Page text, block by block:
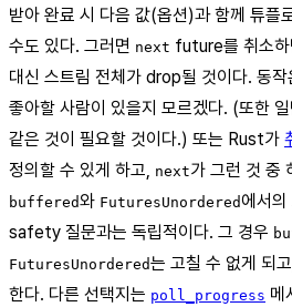
받아 완료 시 다음 값(옵션)과 함께 튜플
수도 있다. 그러면 next future를 취소하
대신 스트림 전체가 drop될 것이다. 동
좋아할 사람이 있을지 모르겠다. (또한
같은 것이 필요할 것이다.) 또는 Rust가
정의할 수 있게 하고, next가 그런 것 중
buffered와 FuturesUnordered에서
safety 질문과는 독립적이다. 그 경우
FuturesUnordered는 고칠 수 없게 되
한다. 다른 선택지는 poll_progress 메